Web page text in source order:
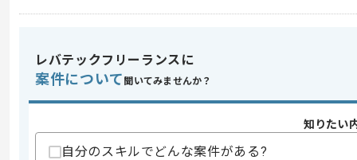
業務内容
新規開発 , API開発 , シ
レバテックフリーランスに
案件について 聞いてみませんか？
知りたい
自分のスキルでどんな案件がある?